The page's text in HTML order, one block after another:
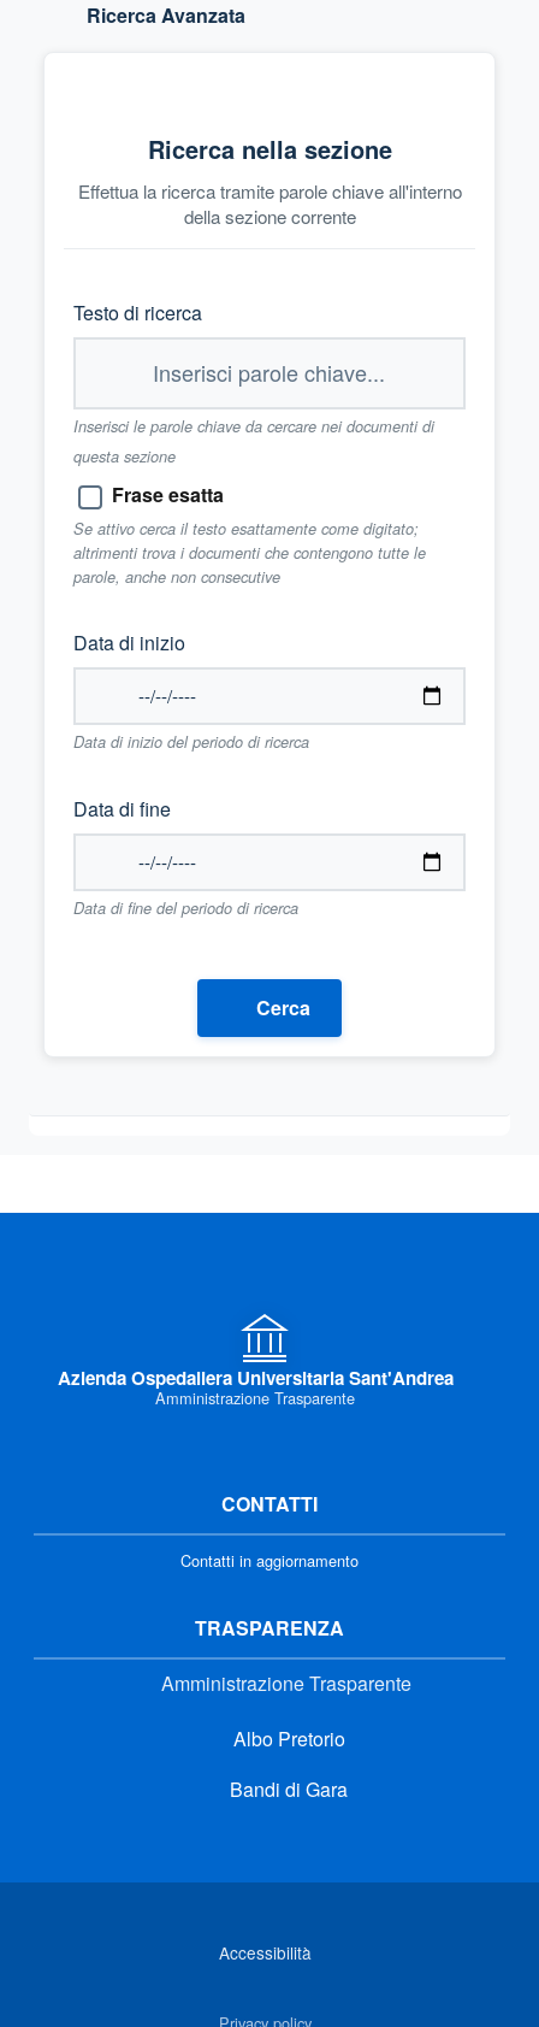
Ricerca Avanzata
Ricerca nella sezione
Effettua la ricerca tramite parole chiave all'interno
della sezione corrente
Testo di ricerca
Inserisci le parole chiave da cercare nei documenti di
questa sezione
Frase esatta
Se attivo cerca il testo esattamente come digitato;
altrimenti trova i documenti che contengono tutte le
parole, anche non consecutive
Data di inizio
Data di inizio del periodo di ricerca
Data di fine
Data di fine del periodo di ricerca
Cerca
Azienda Ospedaliera Universitaria Sant'Andrea
Amministrazione Trasparente
CONTATTI
Contatti in aggiornamento
TRASPARENZA
Amministrazione Trasparente
Albo Pretorio
Bandi di Gara
Accessibilità